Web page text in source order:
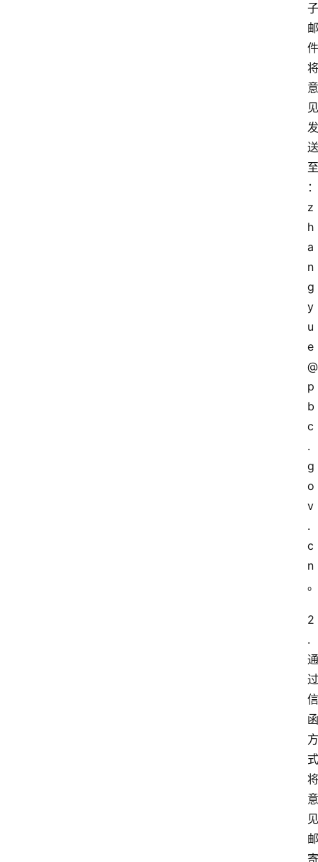
子
邮
件
将
意
见
发
送
至
：
z
h
a
n
g
y
u
e
@
p
b
c
.
g
o
v
.
c
n
。
2
.
通
过
信
函
方
式
将
意
见
邮
寄